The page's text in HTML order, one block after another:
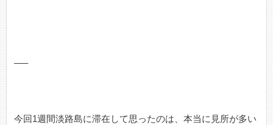
—–
今回1週間淡路島に滞在して思ったのは、本当に見所が多い